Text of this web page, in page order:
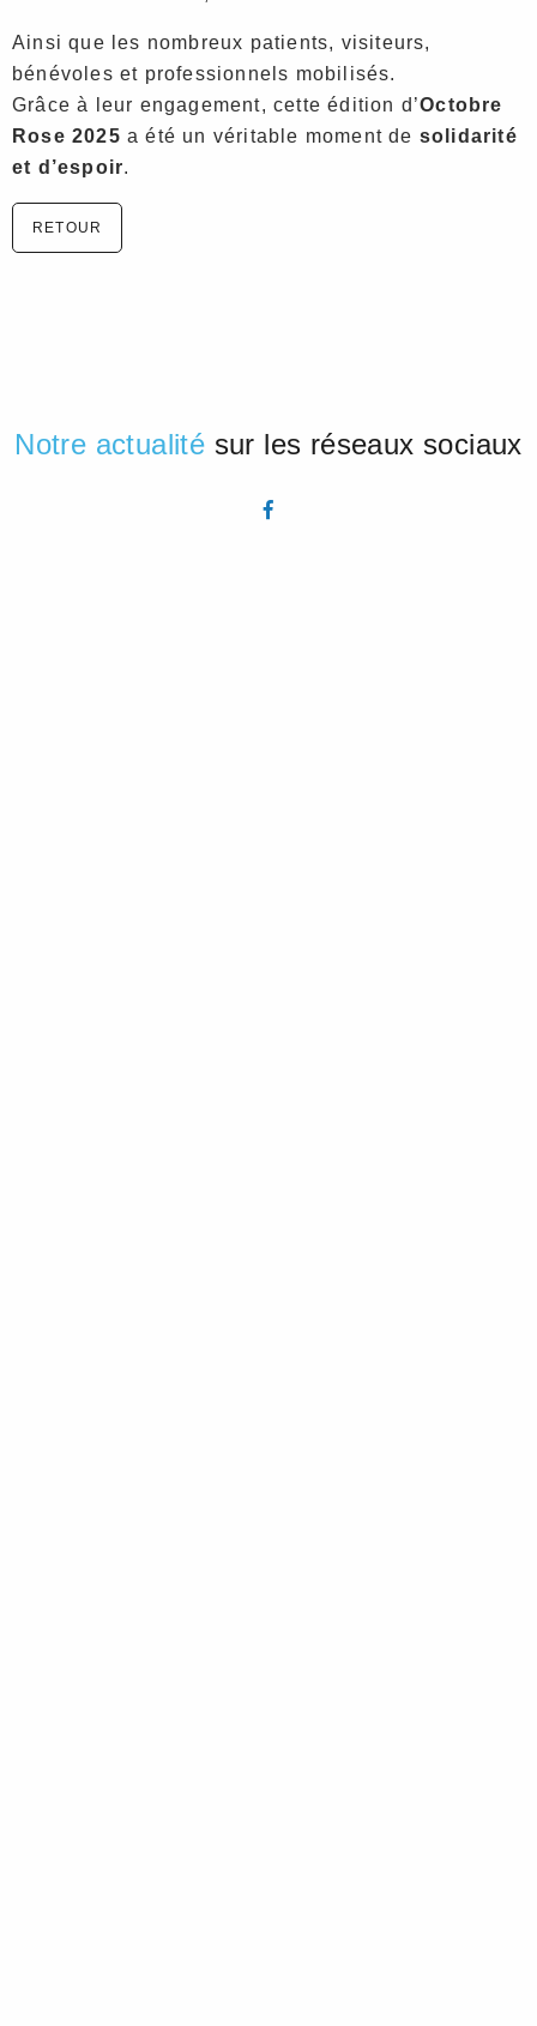
Ainsi que les nombreux patients, visiteurs,
bénévoles et professionnels mobilisés.
Grâce à leur engagement, cette édition d’Octobre
Rose 2025 a été un véritable moment de solidarité
et d’espoir.
RETOUR
Notre actualité sur les réseaux sociaux